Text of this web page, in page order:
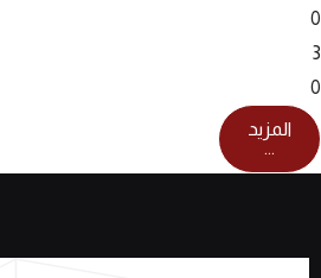
0
3
0
المزيد
...